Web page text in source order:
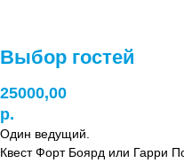
Выбор гостей
25000,00
р.
Один ведущий.
Квест Форт Боярд или Гарри